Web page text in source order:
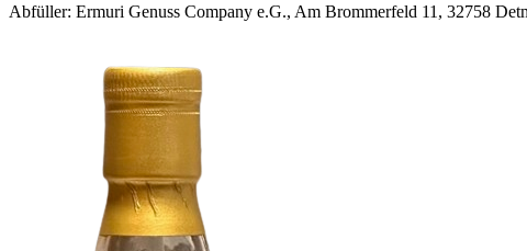
Abfüller: Ermuri Genuss Company e.G., Am Brommerfeld 11, 32758